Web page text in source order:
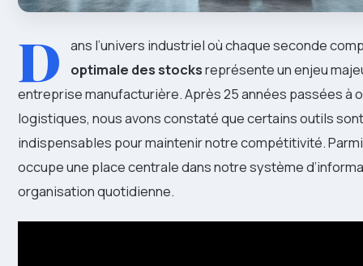
D
ans l’univers industriel où chaque seconde
optimale des stocksreprésente un enjeu
entreprise manufacturière. Après 25 années passées à
logistiques, nous avons constaté que certains outils
indispensables pour maintenir notre compétitivité.
occupe une place centrale dans notre système
organisation quotidienne.